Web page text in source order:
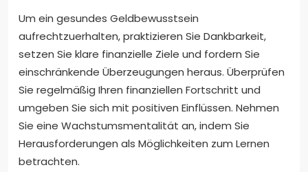
Um ein gesundes Geldbewusstsein
aufrechtzuerhalten, praktizieren Sie Dankbarkeit,
setzen Sie klare finanzielle Ziele und fordern Sie
einschränkende Überzeugungen heraus. Überprüfen
Sie regelmäßig Ihren finanziellen Fortschritt und
umgeben Sie sich mit positiven Einflüssen. Nehmen
Sie eine Wachstumsmentalität an, indem Sie
Herausforderungen als Möglichkeiten zum Lernen
betrachten.